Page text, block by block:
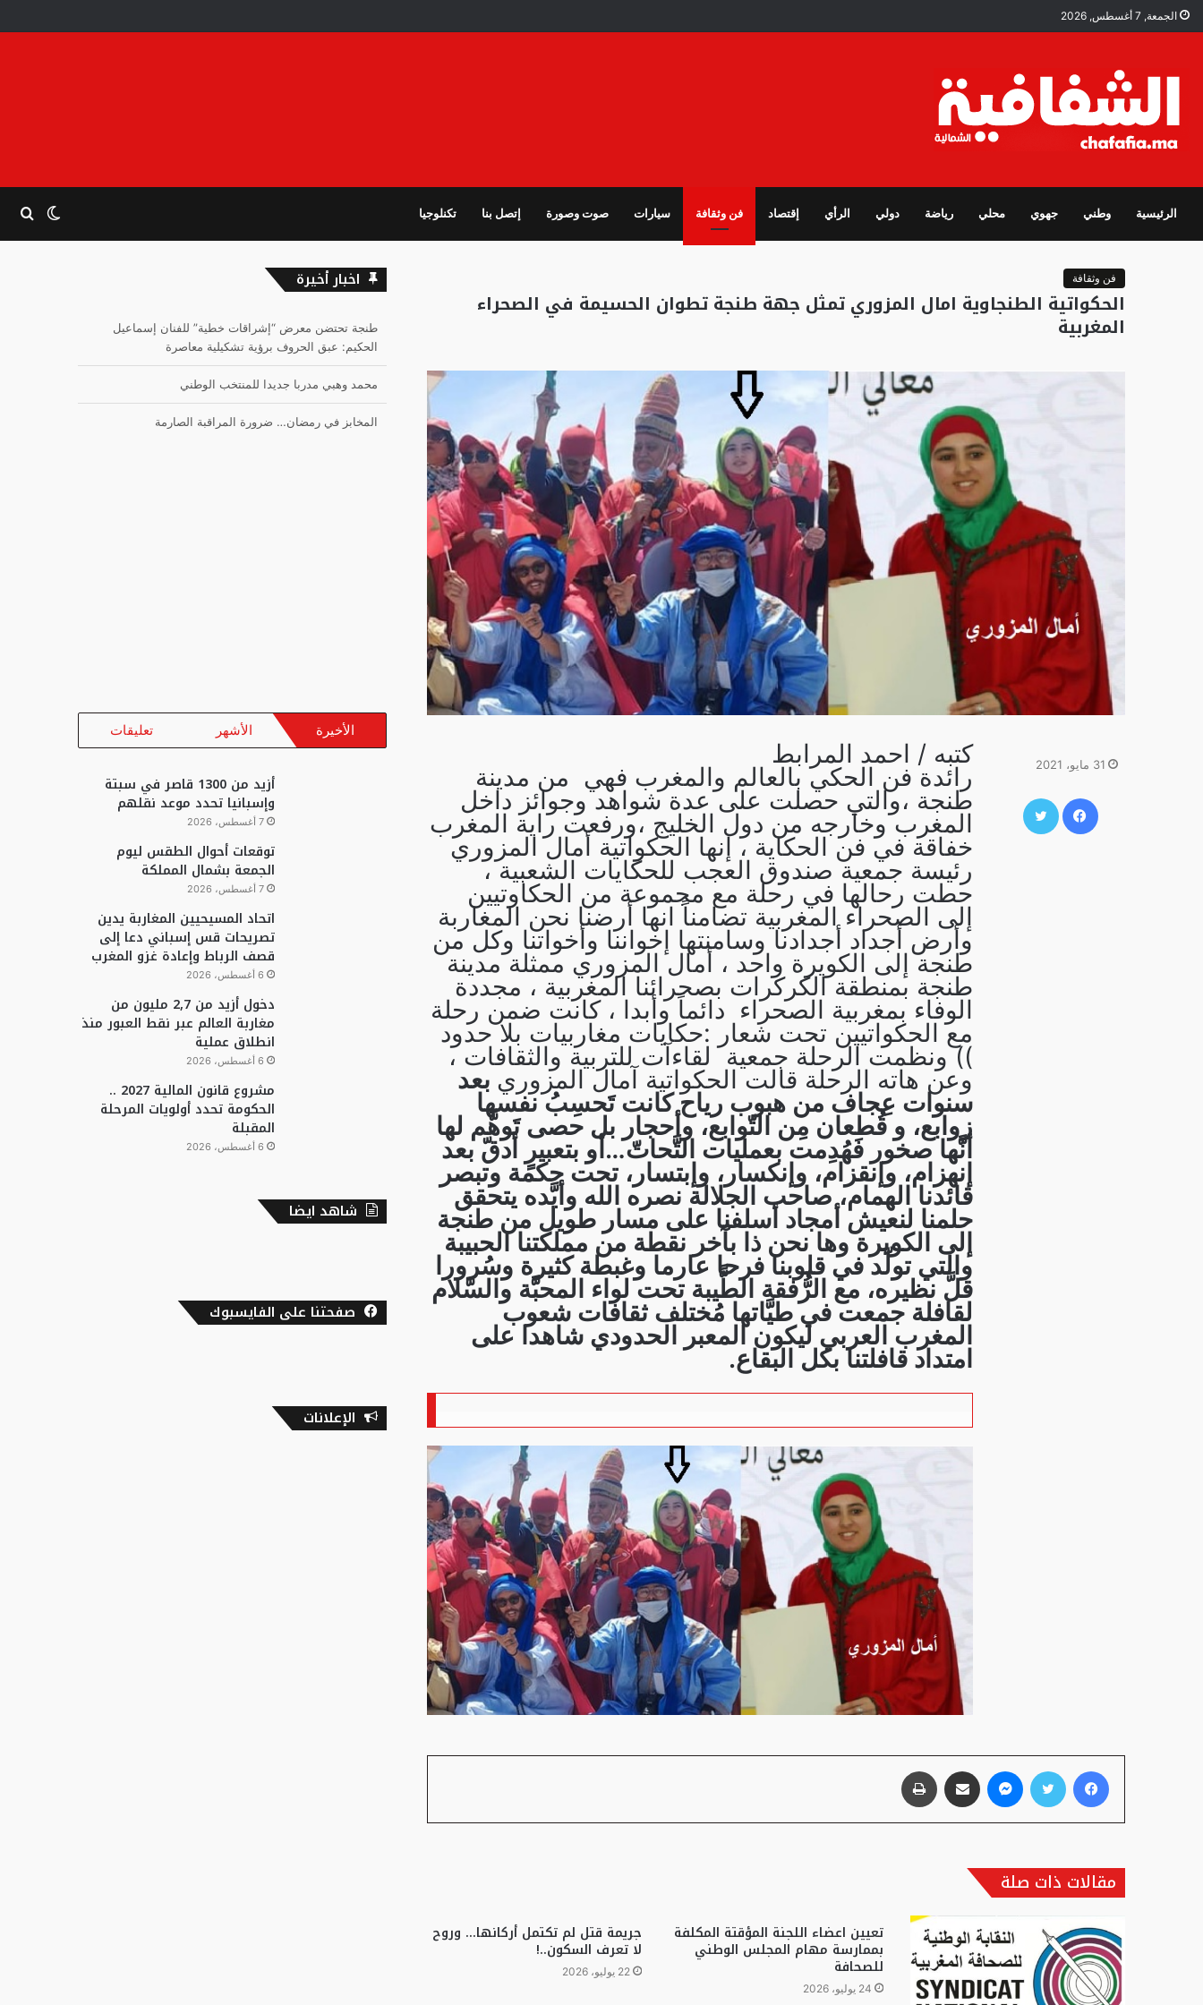
الجمعة, 7 أغسطس, 2026
الرئيسية وطني جهوي محلي رياضة دولي الرأي إقتصاد فن وثقافة سيارات صوت وصورة إتصل بنا تكنلوجيا الوضع
فن وثقافة
الحكواتية الطنجاوية امال المزوري تمثل جهة طنجة تطوان الحسيمة في الصحراء
المغربية
كتبه / احمد المرابط
رائدة فن الحكي بالعالم والمغرب فهي من مدينة
طنجة ،والتي حصلت على عدة شواهد وجوائز داخل
المغرب وخارجه من دول الخليج ،ورفعت راية المغرب
خفاقة في فن الحكاية ، إنها الحكواتية أمال المزوري
رئيسة جمعية صندوق العجب للحكايات الشعبية ،
حطت رحالها في رحلة مع مجموعة من الحكاوتيين
إلى الصحراء المغربية تضامناً انها أرضنا نحن المغاربة
وأرض أجداد أجدادنا وسامنتها إخواننا وأخواتنا وكل من
طنجة إلى الكويرة واحد ، أمال المزوري ممثلة مدينة
طنجة بمنطقة الكركرات بصحرائنا المغربية ، مجددة
الوفاء بمغربية الصحراء دائماً وأبدا ، كانت ضمن رحلة
مع الحكواتيين تحت شعار :حكايات مغاربيات بلا حدود
)) ونظمت الرحلة جمعية لقاءآت للتربية والثقافات ،
وعن هاته الرحلة قالت الحكواتية آمال المزوري بعد
سنوات عِجاف من هبوب رياح كانت تَحسِبُ نفسها
زوابع، و قُطعان مِن التّوابع، وأحجار بل حصى تَوهَّم لها
أنَّها صخور فَهُدِمت بعمليات التَّحاتّ…أو بتعبيرٍ أدقّ بعد
إنهزام، وإنقزام، وإنكسار، وإبتسار، تحت حكمة وتبصر
قائدنا الهمام، صاحب الجلالة نصره الله وأيَّده يتحقق
حلمنا لنعيش أمجاد أسلفنا على مسار طويل من طنجة
إلى الكويرة وها نحن ذا بآخر نقطة من مملكتنا الحبيبة
والتي تولّد في قلوبنا فرحا عارما وغبطة كثيرة وسُرورا
قلَّ نظيره، مع الرُّفقة الطًّيبة تحت لواء المحبَّة والسَّلام
لقافلة جمعت في طيَّاتها مُختلف ثقافات شعوب
المغرب العربي ليكون المعبر الحدودي شاهدا على
امتداد قافلتنا بكل البقاع.
31 مايو، 2021
فيسبوك
فيسبوك تويتر ماسنجر مشاركة عبر البريد
مقالات ذات صلة
تعيين اعضاء اللجنة المؤقتة المكلفة
بممارسة مهام المجلس الوطني
للصحافة
24 يوليو، 2026
جريمة قتل لم تكتمل أركانها… وروح
لا تعرف السكون..!
22 يوليو، 2026
اخبار أخيرة
طنجة تحتضن معرض “إشراقات خطية” للفنان إسماعيل
الحكيم: عبق الحروف برؤية تشكيلية معاصرة
محمد وهبي مدربا جديدا للمنتخب الوطني
المخابز في رمضان… ضرورة المراقبة الصارمة
الأخيرة الأشهر تعليقات
أزيد من 1300 قاصر في سبتة
وإسبانيا تحدد موعد نقلهم
7 أغسطس، 2026
توقعات أحوال الطقس ليوم
الجمعة بشمال المملكة
7 أغسطس، 2026
اتحاد المسيحيين المغاربة يدين
تصريحات قس إسباني دعا إلى
قصف الرباط وإعادة غزو المغرب
6 أغسطس، 2026
دخول أزيد من 2,7 مليون من
مغاربة العالم عبر نقط العبور منذ
انطلاق عملية
6 أغسطس، 2026
مشروع قانون المالية 2027 ..
الحكومة تحدد أولويات المرحلة
المقبلة
6 أغسطس، 2026
شاهد ايضا
صفحتنا على الفايسبوك
الإعلانات